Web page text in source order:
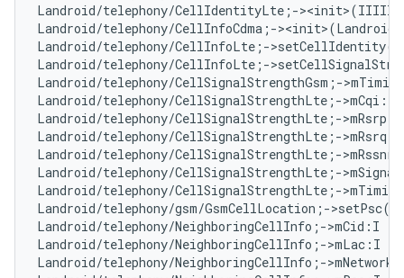
Landroid/telephony/CellIdentityLte;-
Landroid/telephony/CellInfoCdma;-
Landroid/telephony/CellInfoLte;-
Landroid/telephony/CellInfoLte;-
Landroid/telephony/CellSignalStrengthGsm;-
Landroid/telephony/CellSignalStrengthLte;-
Landroid/telephony/CellSignalStrengthLte;-
Landroid/telephony/CellSignalStrengthLte;-
Landroid/telephony/CellSignalStrengthLte;-
Landroid/telephony/CellSignalStrengthLte;-
Landroid/telephony/CellSignalStrengthLte;-
Landroid/telephony/gsm/GsmCellLocation;-
Landroid/telephony/NeighboringCellInfo;->mCid:I
Landroid/telephony/NeighboringCellInfo;->mLac:I
Landroid/telephony/NeighboringCellInfo;-